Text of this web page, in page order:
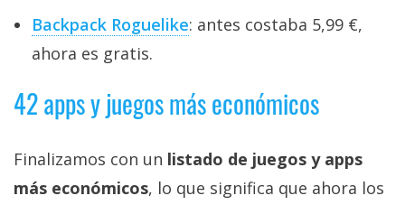
Backpack Roguelike: antes costaba 5,99 €,
ahora es gratis.
42 apps y juegos más económicos
Finalizamos con un listado de juegos y apps
más económicos, lo que significa que ahora los